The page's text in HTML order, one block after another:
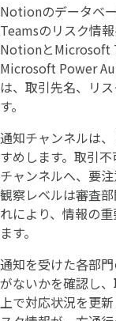
Notionのデータベ
Teamsのリスク情
NotionとMicrosoft
Microsoft Power
は、取引先名、リ
す。
通知チャンネルは
すめします。取引
チャンネルへ、要
観察レベルは審査
れにより、情報の
ます。
通知を受けた各部
がないかを確認し
上で対応状況を更